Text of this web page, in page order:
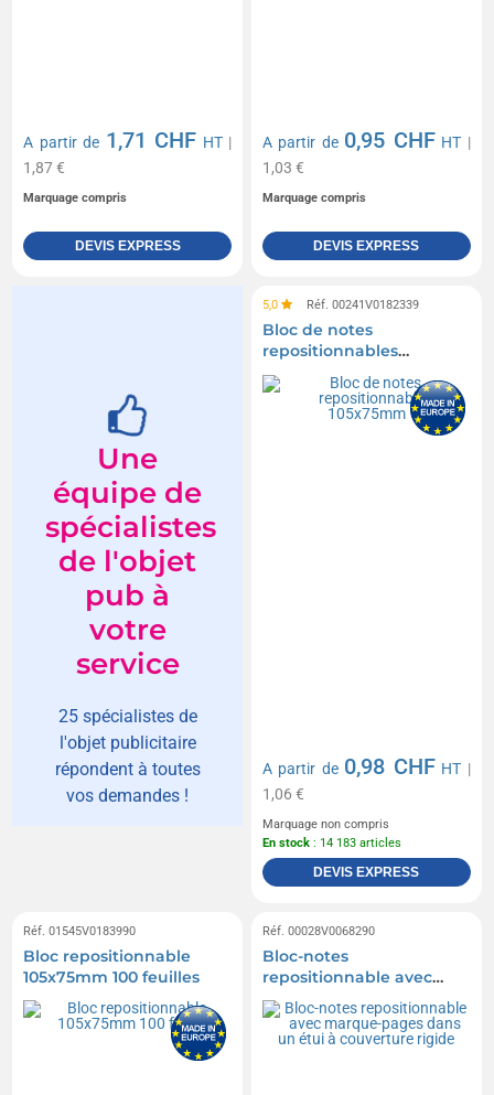
A partir de 1,71 CHF HT|
1,87 €
Marquage compris
DEVIS EXPRESS
A partir de 0,95 CHF HT |
1,03 €
Marquage compris
DEVIS EXPRESS
Une
équipe de
spécialistes
de l'objet
pub à
votre
service
25 spécialistes de
l'objet publicitaire
répondent à toutes
vos demandes !
5,0 Réf. 00241V0182339
Bloc de notes
repositionnables
105x75mm
A partir de 0,98 CHF HT |
1,06 €
Marquage non compris
En stock : 14 183 articles
DEVIS EXPRESS
Réf. 01545V0183990
Bloc repositionnable
105x75mm 100 feuilles
Réf. 00028V0068290
Bloc-notes
repositionnable avec
marque-pages dans un
étui à couverture rigide